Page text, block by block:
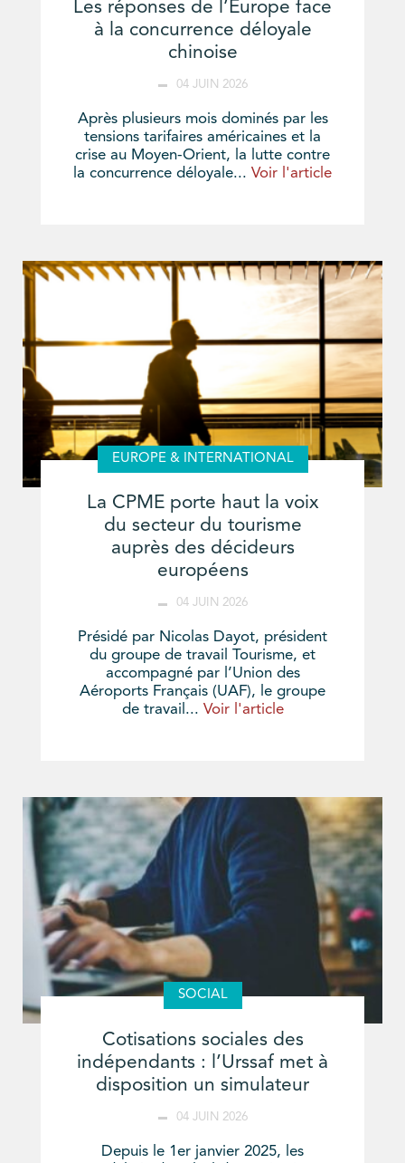
Les réponses de l’Europe face
à la concurrence déloyale
chinoise
04 JUIN 2026
Après plusieurs mois dominés par les
tensions tarifaires américaines et la
crise au Moyen-Orient, la lutte contre
la concurrence déloyale... Voir l'article
EUROPE & INTERNATIONAL
La CPME porte haut la voix
du secteur du tourisme
auprès des décideurs
européens
04 JUIN 2026
Présidé par Nicolas Dayot, président
du groupe de travail Tourisme, et
accompagné par l’Union des
Aéroports Français (UAF), le groupe
de travail... Voir l'article
SOCIAL
Cotisations sociales des
indépendants : l’Urssaf met à
disposition un simulateur
04 JUIN 2026
Depuis le 1er janvier 2025, les